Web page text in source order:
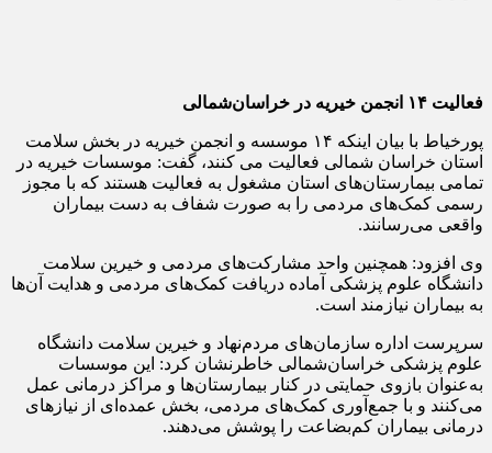
فعالیت ۱۴ انجمن خیریه در خراسان‌شمالی
پورخیاط با بیان اینکه ۱۴ موسسه و انجمن خیریه در بخش سلامت
استان خراسان شمالی فعالیت می کنند، گفت: موسسات خیریه در
تمامی بیمارستان‌های استان مشغول به فعالیت هستند که با مجوز
رسمی کمک‌های مردمی را به‌ صورت شفاف به دست بیماران
واقعی می‌رسانند.
وی افزود: همچنین واحد مشارکت‌های مردمی و خیرین سلامت
دانشگاه علوم پزشکی آماده دریافت کمک‌های مردمی و هدایت آن‌ها
به بیماران نیازمند است.
سرپرست اداره سازمان‌های مردم‌نهاد و خیرین سلامت دانشگاه
علوم پزشکی خراسان‌شمالی خاطرنشان کرد: این موسسات
به‌عنوان بازوی حمایتی در کنار بیمارستان‌ها و مراکز درمانی عمل
می‌کنند و با جمع‌آوری کمک‌های مردمی، بخش عمده‌ای از نیازهای
درمانی بیماران کم‌بضاعت را پوشش می‌دهند.